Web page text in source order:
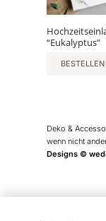
“Eukalyptus”
BESTELLEN
Deko &
wenn nicht
Designs ©